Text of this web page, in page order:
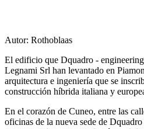
Autor: Rothoblaas
El edificio que Dquadro -
Legnami Srl han levantado en
arquitectura e ingeniería que se
construcción híbrida italiana y
En el corazón de Cuneo, entre las
oficinas de la nueva sede de Dquadro